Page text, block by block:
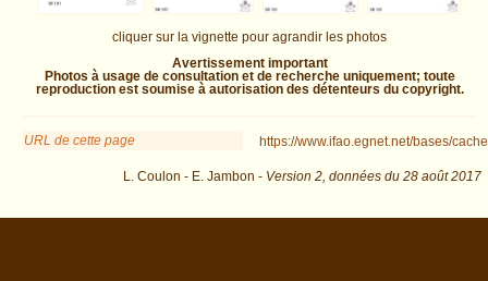
cliquer sur la vignette pour agrandir les photos
Avertissement important
Photos à usage de consultation et de recherche uniquement; toute
reproduction est soumise à autorisation des détenteurs du copyright.
URL de cette page https://www.ifao.egnet.net/bases/
L. Coulon - E. Jambon - Version 2, données du 28 août 2017